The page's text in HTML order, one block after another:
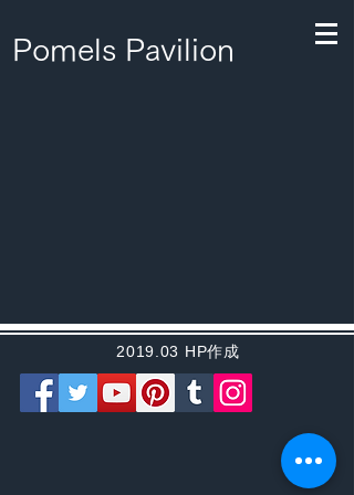
Pomels Pavilion
​2019.03 HP作成